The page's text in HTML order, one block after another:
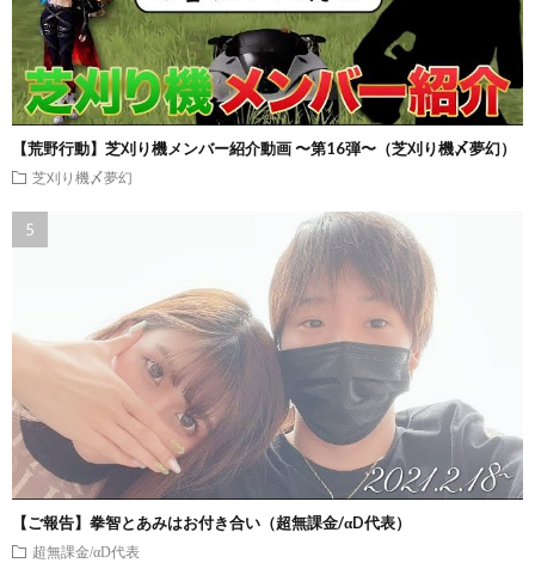
【荒野行動】芝刈り機メンバー紹介動画 〜第16弾〜（芝刈り機〆夢幻）
芝刈り機〆夢幻
【ご報告】拳智とあみはお付き合い（超無課金/αD代表）
超無課金/αD代表